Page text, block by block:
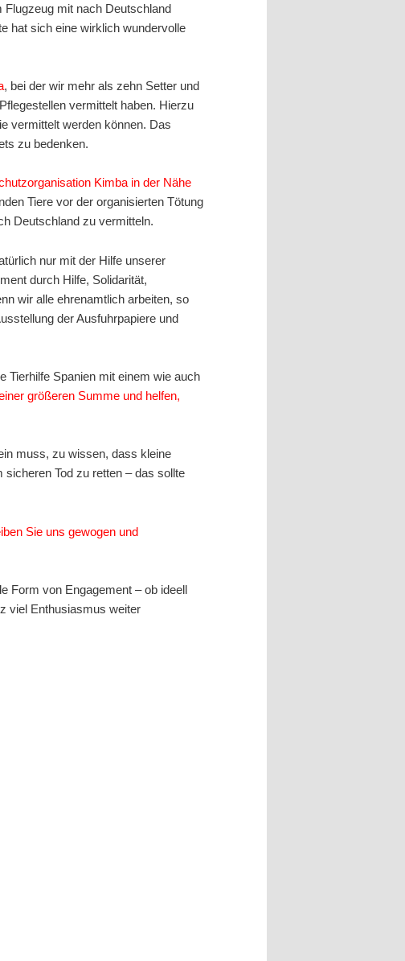
mit nach Deutschland
hat sich eine wirklich wundervolle
, bei der wir mehr als zehn Setter und
vermittelt haben. Hierzu
vermittelt werden können. Das
zu bedenken.
Kimba in der Nähe
Tiere vor der organisierten Tötung
Deutschland zu vermitteln.
nur mit der Hilfe unserer
durch Hilfe, Solidarität,
wir alle ehrenamtlich arbeiten, so
der Ausfuhrpapiere und
Tierhilfe Spanien mit einem wie auch
größeren Summe und helfen,
muss, zu wissen, dass kleine
sicheren Tod zu retten – das sollte
Sie uns gewogen und
Form von Engagement – ob ideell
viel Enthusiasmus weiter